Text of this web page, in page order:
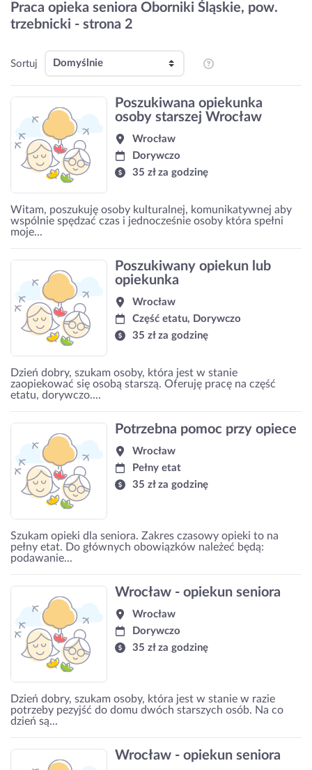
Praca opieka seniora Oborniki Śląskie, pow.
trzebnicki - strona 2
Sortuj
Poszukiwana opiekunka
osoby starszej Wrocław
Wrocław
Dorywczo
35 zł za godzinę
Witam, poszukuję osoby kulturalnej, komunikatywnej aby
wspólnie spędzać czas i jednocześnie osoby która spełni
moje...
Poszukiwany opiekun lub
opiekunka
Wrocław
Część etatu, Dorywczo
35 zł za godzinę
Dzień dobry, szukam osoby, która jest w stanie
zaopiekować się osobą starszą. Oferuję pracę na część
etatu, dorywczo....
Potrzebna pomoc przy opiece
Wrocław
Pełny etat
35 zł za godzinę
Szukam opieki dla seniora. Zakres czasowy opieki to na
pełny etat. Do głównych obowiązków należeć będą:
podawanie...
Wrocław - opiekun seniora
Wrocław
Dorywczo
35 zł za godzinę
Dzień dobry, szukam osoby, która jest w stanie w razie
potrzeby pezyjść do domu dwóch starszych osób. Na co
dzień są...
Wrocław - opiekun seniora